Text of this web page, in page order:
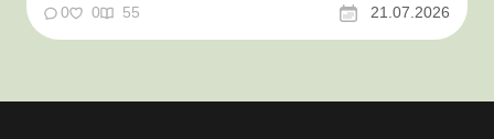
відстрочки від призову під час мобілізації удосконалено
Кабмін утворив Координаційний центр з організації
бронювання військовозобов’язаних Верховна ...
0 0 55 21.07.2026